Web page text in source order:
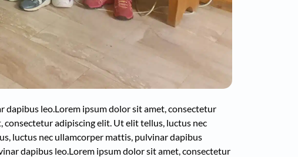
dapibus leo. Lorem ipsum dolor sit amet, consectetur
consectetur adipiscing elit. Ut elit tellus, luctus nec
luctus nec ullamcorper mattis, pulvinar dapibus
dapibus leo. Lorem ipsum dolor sit amet, consectetur